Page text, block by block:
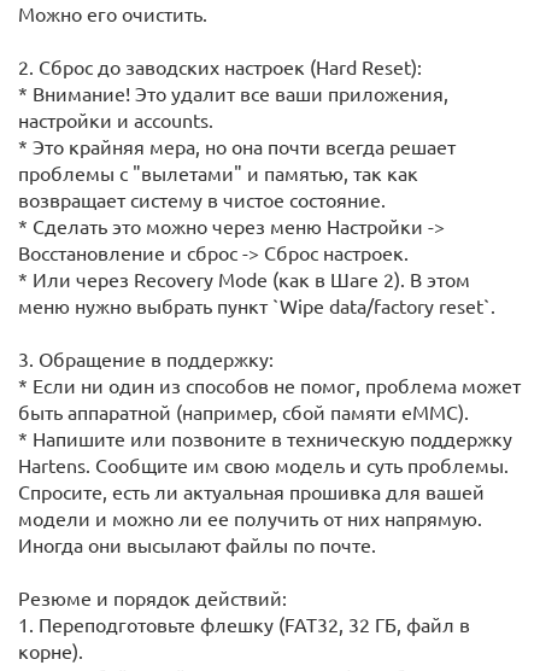
Можно его очистить.
2. Сброс до заводских настроек (Hard Reset):
* Внимание! Это удалит все ваши приложения,
настройки и accounts.
* Это крайняя мера, но она почти всегда решает
проблемы с "вылетами" и памятью, так как
возвращает систему в чистое состояние.
* Сделать это можно через меню Настройки ->
Восстановление и сброс -> Сброс настроек.
* Или через Recovery Mode (как в Шаге 2). В этом
меню нужно выбрать пункт `Wipe data/factory reset`.
3. Обращение в поддержку:
* Если ни один из способов не помог, проблема может
быть аппаратной (например, сбой памяти eMMC).
* Напишите или позвоните в техническую поддержку
Hartens. Сообщите им свою модель и суть проблемы.
Спросите, есть ли актуальная прошивка для вашей
модели и можно ли ее получить от них напрямую.
Иногда они высылают файлы по почте.
Резюме и порядок действий:
1. Переподготовьте флешку (FAT32, 32 ГБ, файл в
корне).